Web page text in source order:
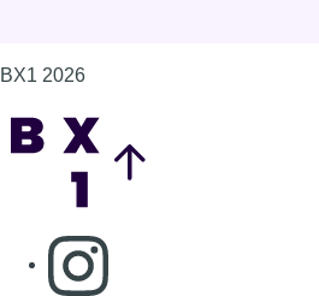
BX1 2026
Consulter page Instagram